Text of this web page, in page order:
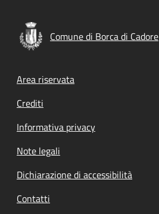
Comune di Borca di Cadore
Footer menu
Area riservata
Crediti
Informativa privacy
Note legali
Dichiarazione di accessibilità
Contatti